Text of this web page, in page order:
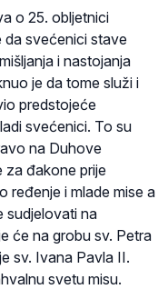
o 25. obljetnici
da svećenici stave
i nastojanja
je da tome služi i
predstojeće
svećenici. To su
na Duhove
đakone prije
ređenje i mlade mise a
sudjelovati na
će na grobu sv. Petra
sv. Ivana Pavla II.
svetu misu.